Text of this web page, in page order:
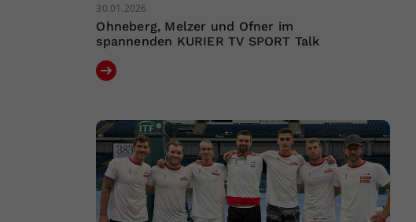
30.01.2026
Ohneberg, Melzer und Ofner im
spannenden KURIER TV SPORT Talk